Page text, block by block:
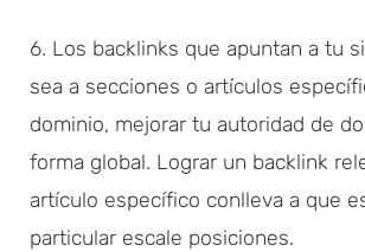
6. Los backlinks que apuntan a tu
sea a secciones o artículos
dominio, mejorar tu autoridad de
forma global. Lograr un backlink
artículo específico conlleva a que
particular escale posiciones.